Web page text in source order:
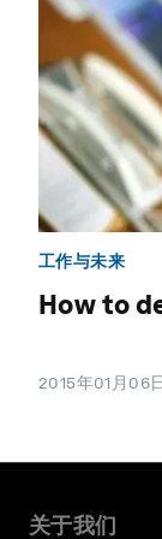
工作与未来
How to
2015年01月06日
关于我们